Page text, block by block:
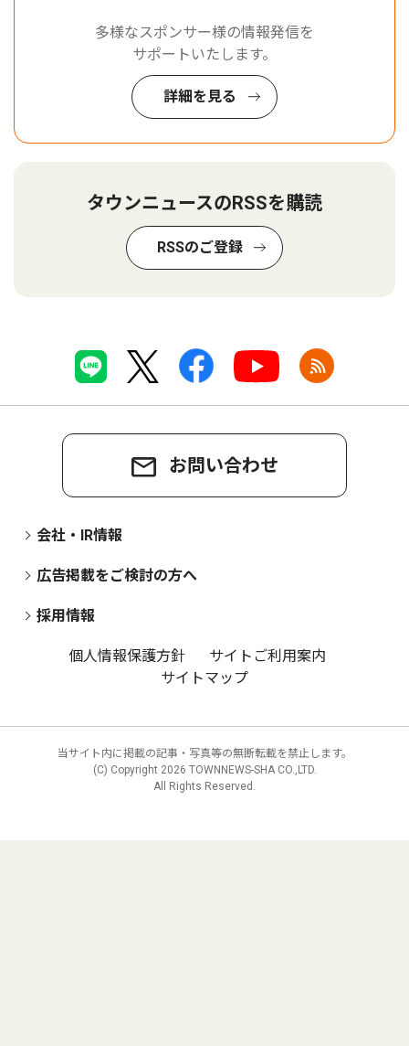
多様なスポンサー様の情報発信を
サポートいたします。
詳細を見る
タウンニュースのRSSを購読
RSSのご登録
お問い合わせ
会社・IR情報
広告掲載をご検討の方へ
採用情報
個人情報保護方針
サイトご利用案内
サイトマップ
当サイト内に掲載の記事・写真等の無断転載を禁止します。
(C) Copyright 2026 TOWNNEWS-SHA CO.,LTD.
All Rights Reserved.